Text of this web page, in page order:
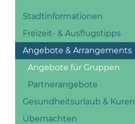
Stadtinformationen
Freizeit- & Ausflugstipps
Angebote & Arrangements
Angebote für Gruppen
Partnerangebote
Gesundheitsurlaub & Kuren
Übernachten